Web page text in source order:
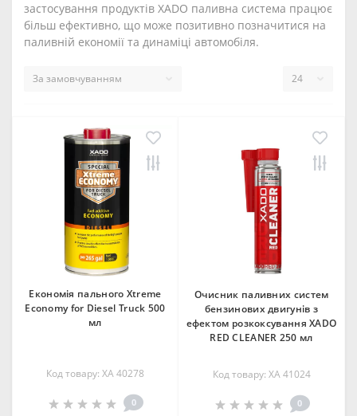
застосування продуктів XADO паливна система працює
більш ефективно, що може позитивно позначитися на
паливній економії та динаміці автомобіля.
Економія пального Xtreme
Economy for Diesel Truck 500
мл
Код товару: ХА 40278
0
Очисник паливних систем
бензинових двигунів з
ефектом розкоксування XADO
RED CLEANER 250 мл
Код товару: XA 41024
0